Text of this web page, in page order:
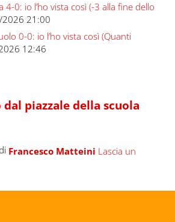
4-0: io l’ho vista così (-3 alla fine dello
21:00
0-0: io l’ho vista così (Quanti
12:46
piazzale della scuola
Francesco Matteini Lascia un